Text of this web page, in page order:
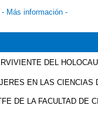
- Más información -
DEL
EN LAS CIENCIAS
DE LA FACULTAD DE